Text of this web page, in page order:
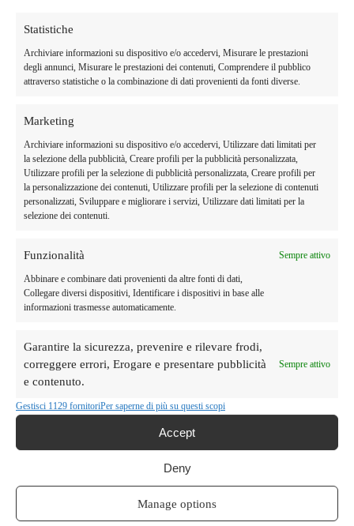
Statistiche
Archiviare informazioni su dispositivo e/o accedervi, Misurare le prestazioni
degli annunci, Misurare le prestazioni dei contenuti, Comprendere il pubblico
attraverso statistiche o la combinazione di dati provenienti da fonti diverse.
Marketing
Archiviare informazioni su dispositivo e/o accedervi, Utilizzare dati limitati per
la selezione della pubblicità, Creare profili per la pubblicità personalizzata,
Utilizzare profili per la selezione di pubblicità personalizzata, Creare profili per
la personalizzazione dei contenuti, Utilizzare profili per la selezione di contenuti
personalizzati, Sviluppare e migliorare i servizi, Utilizzare dati limitati per la
selezione dei contenuti.
Funzionalità Sempre attivo
Abbinare e combinare dati provenienti da altre fonti di dati,
Collegare diversi dispositivi, Identificare i dispositivi in base alle
informazioni trasmesse automaticamente.
Garantire la sicurezza, prevenire e rilevare frodi,
correggere errori, Erogare e presentare pubblicità
e contenuto.
Sempre attivo
Gestisci 1129 fornitoriPer saperne di più su questi scopi
Accept
Deny
Manage options
Orzotto ai fughi
06/07/2023
umido per eliminare il terriccio e tagliali a fettine . Se risultano troppo
sporchi, puoi passarli velocemente sotto l’acqua. Nel frattempo, metti i
porcini secchi in ammollo, in acqua tiepida per 20 minuti, poi […]